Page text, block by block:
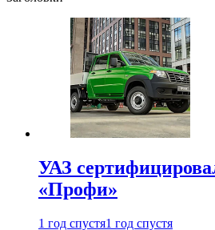
УАЗ
«Профи»
1 год спустя1 год спустя